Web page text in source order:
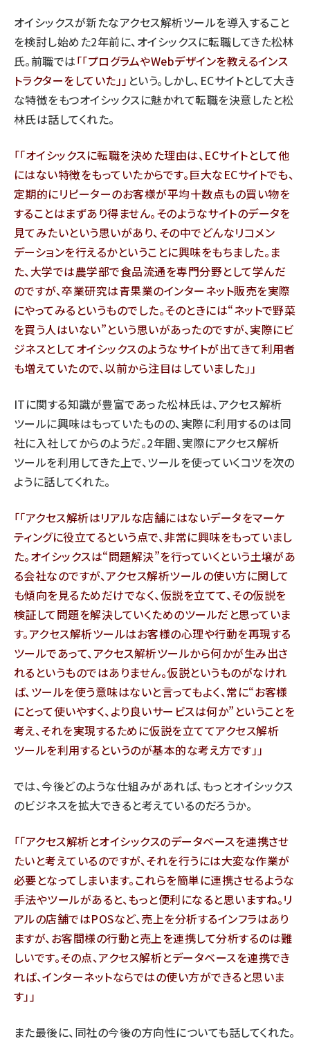
オイシックスが新たなアクセス解析ツールを導入すること
を検討し始めた2年前に、オイシックスに転職してきた松林
氏。前職では 「プログラムやWebデザインを教えるインス
トラクターをしていた」 という。しかし、ECサイトとして大き
な特徴をもつオイシックスに魅かれて転職を決意したと松
林氏は話してくれた。
「オイシックスに転職を決めた理由は、ECサイトとして他
にはない特徴をもっていたからです。巨大なECサイトでも、
定期的にリピーターのお客様が平均十数点もの買い物を
することはまずあり得ません。そのようなサイトのデータを
見てみたいという思いがあり、その中でどんなリコメン
デーションを行えるかということに興味をもちました。ま
た、大学では農学部で食品流通を専門分野として学んだ
のですが、卒業研究は青果業のインターネット販売を実際
にやってみるというものでした。そのときには“ネットで野菜
を買う人はいない”という思いがあったのですが、実際にビ
ジネスとしてオイシックスのようなサイトが出てきて利用者
も増えていたので、以前から注目はしていました」
ITに関する知識が豊富であった松林氏は、アクセス解析
ツールに興味はもっていたものの、実際に利用するのは同
社に入社してからのようだ。2年間、実際にアクセス解析
ツールを利用してきた上で、ツールを使っていくコツを次の
ように話してくれた。
「アクセス解析はリアルな店舗にはないデータをマーケ
ティングに役立てるという点で、非常に興味をもっていまし
た。オイシックスは“問題解決”を行っていくという土壌があ
る会社なのですが、アクセス解析ツールの使い方に関して
も傾向を見るためだけでなく、仮説を立てて、その仮説を
検証して問題を解決していくためのツールだと思っていま
す。アクセス解析ツールはお客様の心理や行動を再現する
ツールであって、アクセス解析ツールから何かが生み出さ
れるというものではありません。仮説というものがなけれ
ば、ツールを使う意味はないと言ってもよく、常に“お客様
にとって使いやすく、より良いサービスは何か”ということを
考え、それを実現するために仮説を立ててアクセス解析
ツールを利用するというのが基本的な考え方です」
では、今後どのような仕組みがあれば、もっとオイシックス
のビジネスを拡大できると考えているのだろうか。
「アクセス解析とオイシックスのデータベースを連携させ
たいと考えているのですが、それを行うには大変な作業が
必要となってしまいます。これらを簡単に連携させるような
手法やツールがあると、もっと便利になると思いますね。リ
アルの店舗ではPOSなど、売上を分析するインフラはあり
ますが、お客間様の行動と売上を連携して分析するのは難
しいです。その点、アクセス解析とデータベースを連携でき
れば、インターネットならではの使い方ができると思いま
す」
また最後に、同社の今後の方向性についても話してくれた。